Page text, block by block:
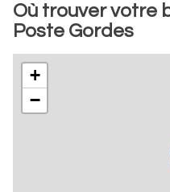
Où trouver votre
Poste Gordes
+
−